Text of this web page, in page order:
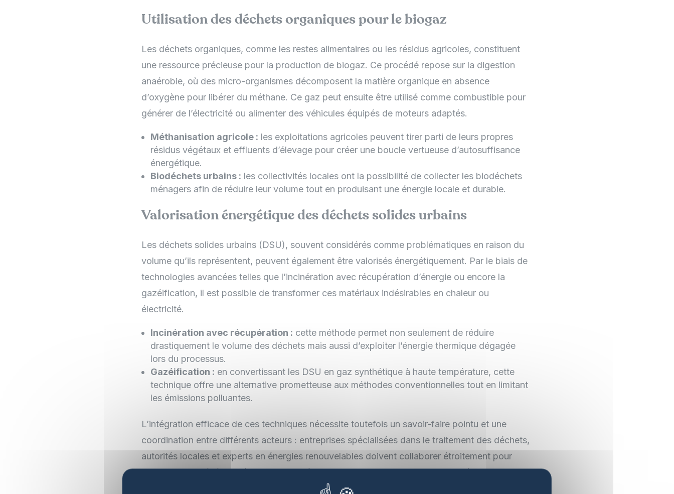
Utilisation des déchets organiques pour le biogaz
Les déchets organiques, comme les restes alimentaires ou les résidus agricoles, constituent
une ressource précieuse pour la production de biogaz. Ce procédé repose sur la digestion
anaérobie, où des micro-organismes décomposent la matière organique en absence
d’oxygène pour libérer du méthane. Ce gaz peut ensuite être utilisé comme combustible pour
générer de l’électricité ou alimenter des véhicules équipés de moteurs adaptés.
Méthanisation agricole : les exploitations agricoles peuvent tirer parti de leurs propres
résidus végétaux et effluents d’élevage pour créer une boucle vertueuse d’autosuffisance
énergétique.
Biodéchets urbains : les collectivités locales ont la possibilité de collecter les biodéchets
ménagers afin de réduire leur volume tout en produisant une énergie locale et durable.
Valorisation énergétique des déchets solides urbains
Les déchets solides urbains (DSU), souvent considérés comme problématiques en raison du
volume qu’ils représentent, peuvent également être valorisés énergétiquement. Par le biais de
technologies avancées telles que l’incinération avec récupération d’énergie ou encore la
gazéification, il est possible de transformer ces matériaux indésirables en chaleur ou
électricité.
Incinération avec récupération : cette méthode permet non seulement de réduire
drastiquement le volume des déchets mais aussi d’exploiter l’énergie thermique dégagée
lors du processus.
Gazéification : en convertissant les DSU en gaz synthétique à haute température, cette
technique offre une alternative prometteuse aux méthodes conventionnelles tout en limitant
les émissions polluantes.
L’intégration efficace de ces techniques nécessite toutefois un savoir-faire pointu et une
coordination entre différents acteurs : entreprises spécialisées dans le traitement des déchets,
autorités locales et experts en énergies renouvelables doivent collaborer étroitement pour
maximiser les bénéfices écologiques et économiques. La transformation des défis
environnementaux en opportunités énergétiques s’inscrit ainsi dans une vision globale où